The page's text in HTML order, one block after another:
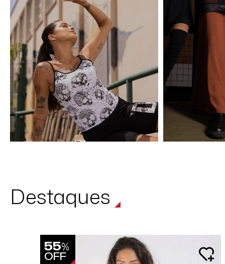
Blusas
Destaques
55%
OFF